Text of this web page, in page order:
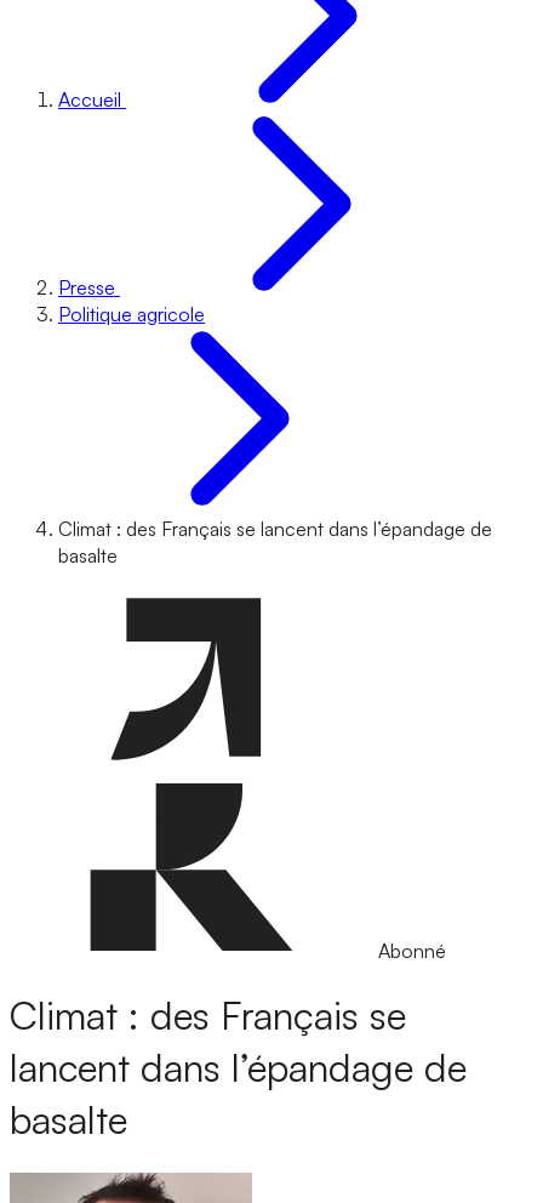
Accueil
Presse
Politique agricole
Climat : des Français se lancent dans l’épandage de
basalte
Abonné
Climat : des Français se
lancent dans l’épandage de
basalte